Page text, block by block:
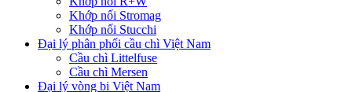
Khớp nối Stromag
Khớp nối Stucchi
Đại lý phân phối cầu chì Việt Nam
Cầu chì Littelfuse
Cầu chì Mersen
Đại lý vòng bi Việt Nam